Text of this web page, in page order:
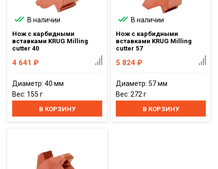
В наличии
Нож с карбидными
вставками KRUG Milling
cutter 40
4 641 ₽
Диаметр: 40 мм
Вес: 155 г
В КОРЗИНУ
В наличии
Нож с карбидными
вставками KRUG Milling
cutter 57
5 824₽
Диаметр: 57 мм
Вес: 272 г
В КОРЗИНУ